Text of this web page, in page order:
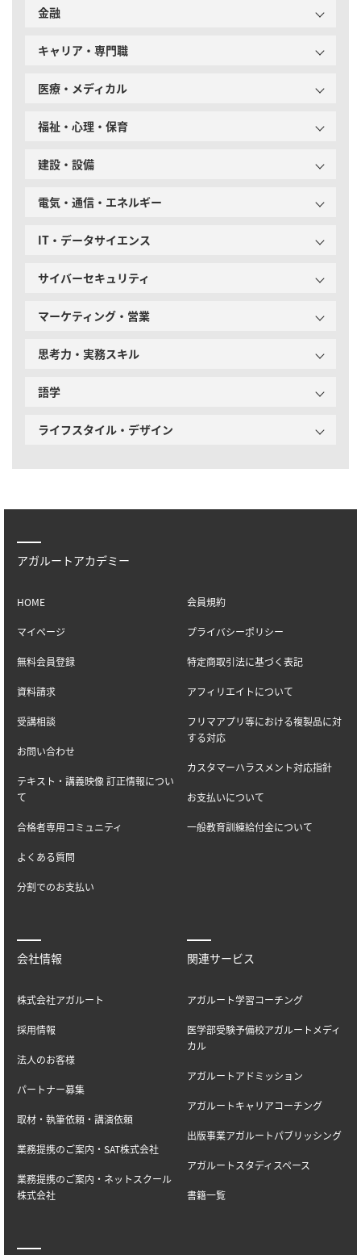
金融
キャリア・専門職
医療・メディカル
福祉・心理・保育
建設・設備
電気・通信・エネルギー
IT・データサイエンス
サイバーセキュリティ
マーケティング・営業
思考力・実務スキル
語学
ライフスタイル・デザイン
アガルートアカデミー
HOME
マイページ
無料会員登録
資料請求
受講相談
お問い合わせ
テキスト・講義映像 訂正情報につい
て
合格者専用コミュニティ
よくある質問
分割でのお支払い
会員規約
プライバシーポリシー
特定商取引法に基づく表記
アフィリエイトについて
フリマアプリ等における複製品に対
する対応
カスタマーハラスメント対応指針
お支払いについて
一般教育訓練給付金について
会社情報
株式会社アガルート
採用情報
法人のお客様
パートナー募集
取材・執筆依頼・講演依頼
業務提携のご案内・SAT株式会社
業務提携のご案内・ネットスクール
株式会社
関連サービス
アガルート学習コーチング
医学部受験予備校アガルートメディ
カル
アガルートアドミッション
アガルートキャリアコーチング
出版事業アガルートパブリッシング
アガルートスタディスペース
書籍一覧